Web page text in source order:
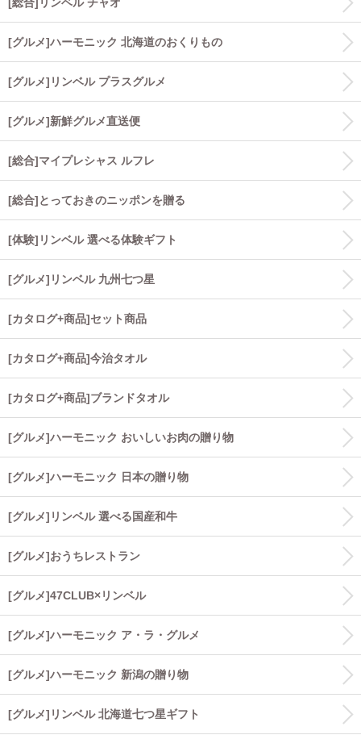
[グルメ]ハーモニック 北海道のおくりもの
[グルメ]リンベル プラスグルメ
[グルメ]新鮮グルメ直送便
[総合]マイプレシャス ルフレ
[総合]とっておきのニッポンを贈る
[体験]リンベル 選べる体験ギフト
[グルメ]リンベル 九州七つ星
[カタログ+商品]セット商品
[カタログ+商品]今治タオル
[カタログ+商品]ブランドタオル
[グルメ]ハーモニック おいしいお肉の贈り物
[グルメ]ハーモニック 日本の贈り物
[グルメ]リンベル 選べる国産和牛
[グルメ]おうちレストラン
[グルメ]47CLUB×リンベル
[グルメ]ハーモニック ア・ラ・グルメ
[グルメ]ハーモニック 新潟の贈り物
[グルメ]リンベル 北海道七つ星ギフト